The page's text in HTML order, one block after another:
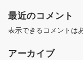
最近のコメント
表示できるコメントは
アーカイブ